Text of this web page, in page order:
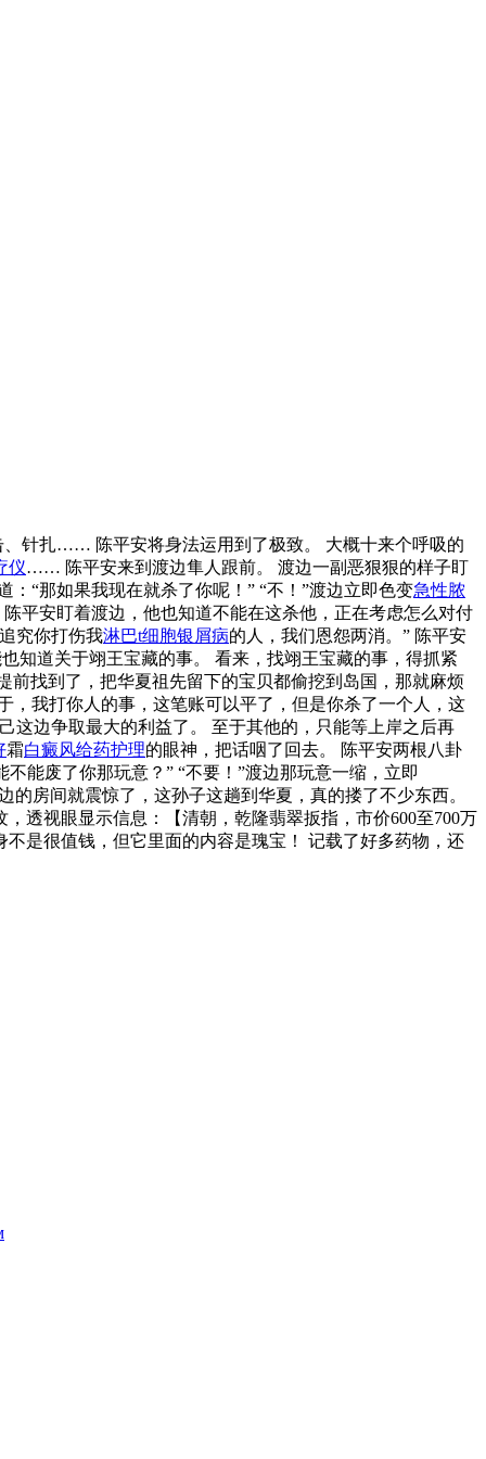
针扎…… 陈平安将身法运用到了极致。 大概十来个呼吸的
仪…… 陈平安来到渡边隼人跟前。 渡边一副恶狠狠的样子盯
：“那如果我现在就杀了你呢！” “不！”渡边立即色变急性脓
平安盯着渡边，他也知道不能在这杀他，正在考虑怎么对付
究你打伤我淋巴t细胞银屑病的人，我们恩怨两消。” 陈平安
知道关于翊王宝藏的事。 看来，找翊王宝藏的事，得抓紧
找到了，把华夏祖先留下的宝贝都偷挖到岛国，那就麻烦
，我打你人的事，这笔账可以平了，但是你杀了一个人，这
这边争取最大的利益了。 至于其他的，只能等上岸之后再
霜白癜风给药护理的眼神，把话咽了回去。 陈平安两根八卦
能废了你那玩意？” “不要！”渡边那玩意一缩，立即
的房间就震惊了，这孙子这趟到华夏，真的搂了不少东西。
透视眼显示信息：【清朝，乾隆翡翠扳指，市价600至700万
是很值钱，但它里面的内容是瑰宝！ 记载了好多药物，还